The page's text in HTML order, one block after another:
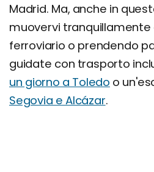
Madrid. Ma, anche in
muovervi tranquillamente
ferroviario o prendendo
guidate con trasporto
un giorno a Toledo o
Segovia e Alcázar.